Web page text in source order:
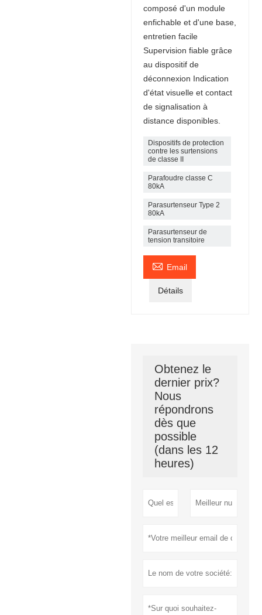
composé d'un module
enfichable et d'une base,
entretien facile
Supervision fiable grâce
au dispositif de
déconnexion Indication
d'état visuelle et contact
de signalisation à
distance disponibles.
Dispositifs de protection
contre les surtensions
de classe II
Parafoudre classe C
80kA
Parasurtenseur Type 2
80kA
Parasurtenseur de
tension transitoire
 Email
Détails
Obtenez le
dernier prix?
Nous
répondrons
dès que
possible
(dans les 12
heures)